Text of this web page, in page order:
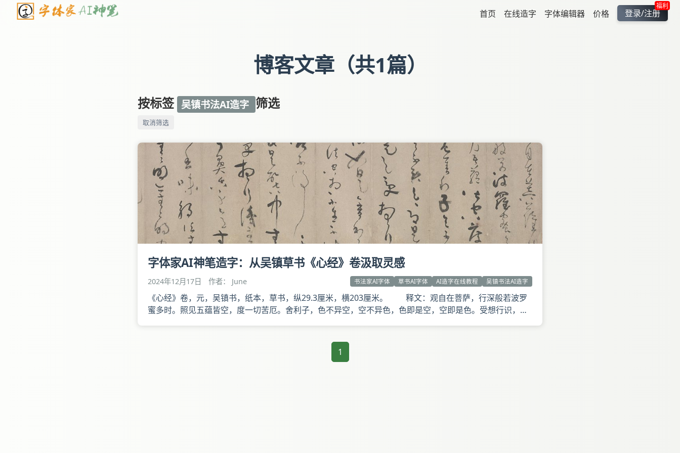
首页 在线造字 字体编辑器 价格
福利
登录/注册
博客文章（共1篇）
按标签 吴镇书法AI造字 筛选
取消筛选
字体家AI神笔造字：从吴镇草书《心经》卷汲取灵感
2024年12月17日 作者： June 书法家AI字体 草书AI字体 AI造字在线教程 吴镇书法AI造字
《心经》卷，元，吴镇书，纸本，草书，纵29.3厘米，横203厘米。 释文：观自在菩萨，行深般若波罗
蜜多时。照见五蕴皆空，度一切苦厄。舍利子，色不异空，空不异色，色即是空，空即是色。受想行识，亦
1